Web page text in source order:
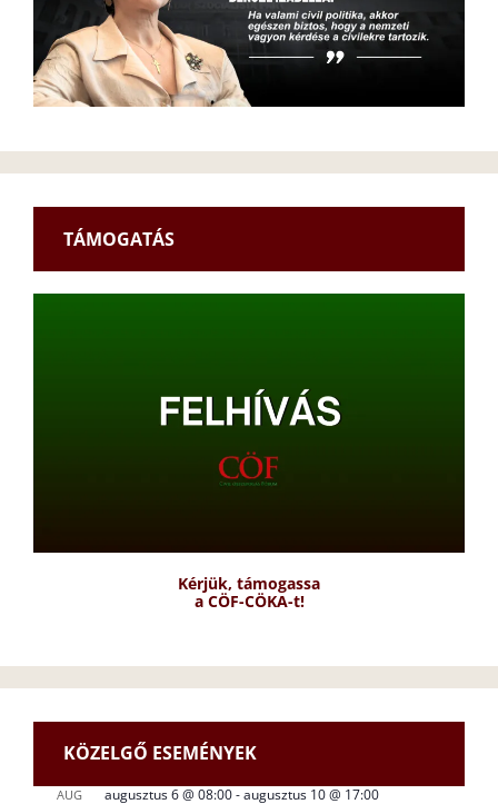
TÁMOGATÁS
Kérjük, támogassa
a CÖF-CÖKA-t!
KÖZELGŐ ESEMÉNYEK
AUG augusztus 6 @ 08:00-augusztus 10 @ 17:00